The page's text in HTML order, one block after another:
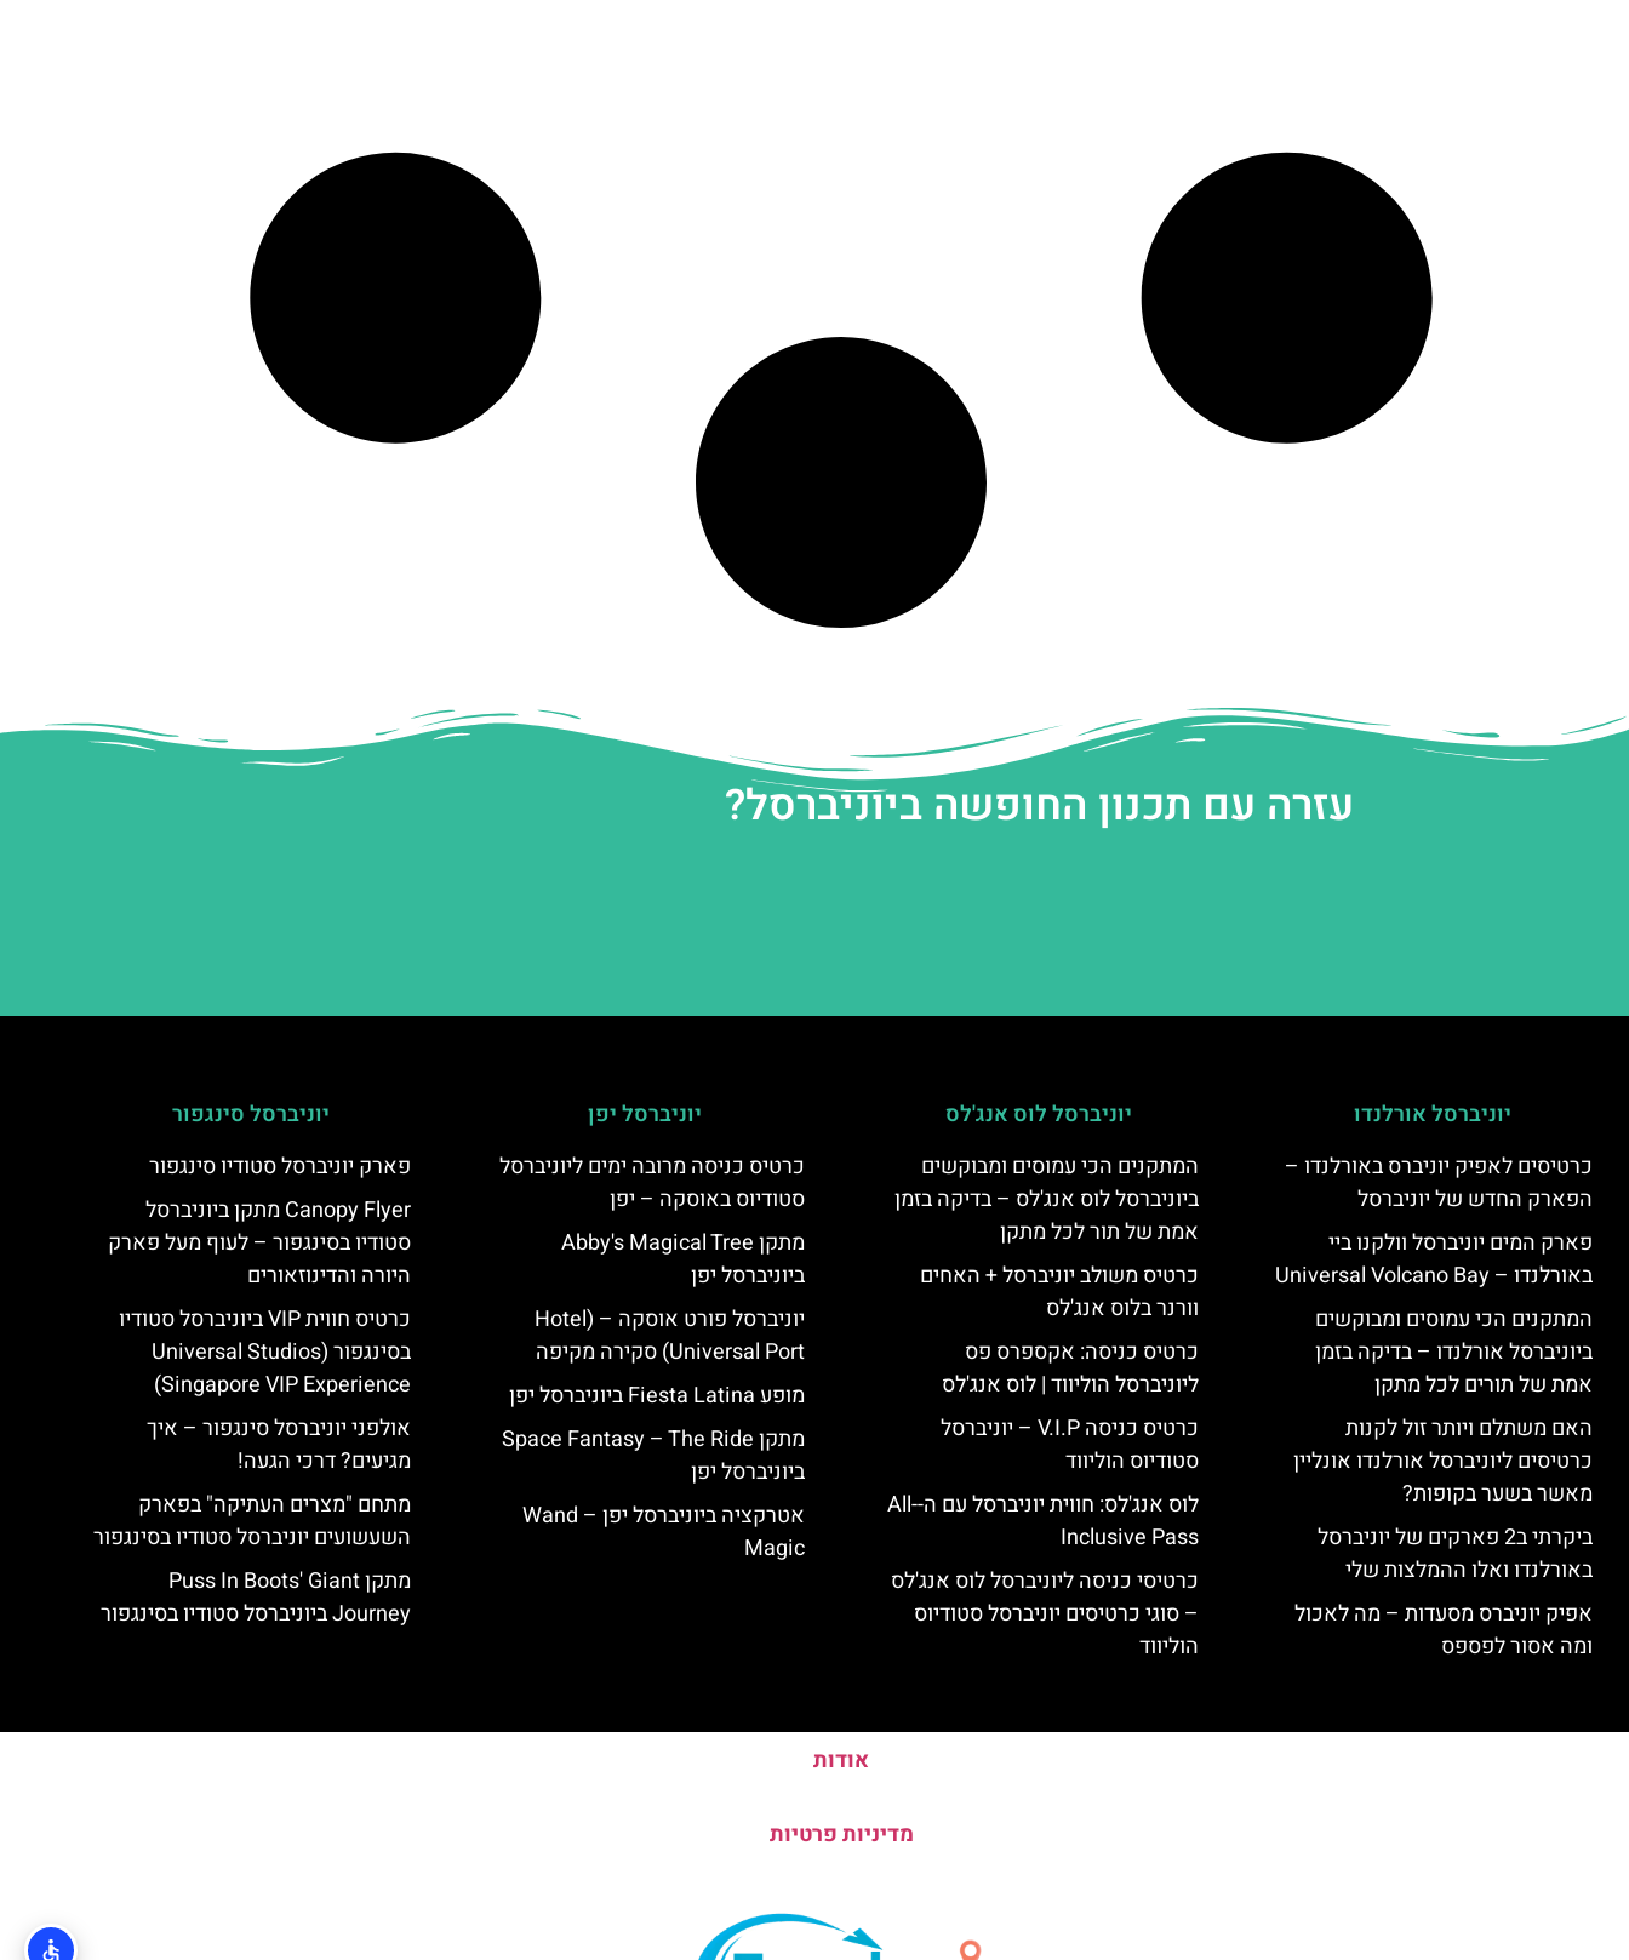
עזרה עם תכנון החופשה ביוניברסל?
יוניברסל אורלנדו
כרטיסים לאפיק יוניברס באורלנדו –
הפארק החדש של יוניברסל
פארק המים יוניברסל וולקנו ביי
באורלנדו – Universal Volcano Bay
המתקנים הכי עמוסים ומבוקשים
ביוניברסל אורלנדו – בדיקה בזמן
אמת של תורים לכל מתקן
האם משתלם ויותר זול לקנות
כרטיסים ליוניברסל אורלנדו אונליין
מאשר בשער בקופות?
ביקרתי ב2 פארקים של יוניברסל
באורלנדו ואלו ההמלצות שלי
אפיק יוניברס מסעדות – מה לאכול
ומה אסור לפספס
יוניברסל לוס אנג'לס
המתקנים הכי עמוסים ומבוקשים
ביוניברסל לוס אנג'לס – בדיקה בזמן
אמת של תור לכל מתקן
כרטיס משולב יוניברסל + האחים
וורנר בלוס אנג'לס
כרטיס כניסה: אקספרס פס
ליוניברסל הוליווד | לוס אנג'לס
כרטיס כניסה V.I.P – יוניברסל
סטודיוס הוליווד
לוס אנג'לס: חווית יוניברסל עם ה-All-
Inclusive Pass
כרטיסי כניסה ליוניברסל לוס אנג'לס
– סוגי כרטיסים יוניברסל סטודיוס
הוליווד
יוניברסל יפן
כרטיס כניסה מרובה ימים ליוניברסל
סטודיוס באוסקה – יפן
מתקן Abby's Magical Tree
ביוניברסל יפן
יוניברסל פורט אוסקה – (Hotel
Universal Port) סקירה מקיפה
מופע Fiesta Latina ביוניברסל יפן
מתקן Space Fantasy – The Ride
ביוניברסל יפן
אטרקציה ביוניברסל יפן – Wand
Magic
יוניברסל סינגפור
פארק יוניברסל סטודיו סינגפור
Canopy Flyer מתקן ביוניברסל
סטודיו בסינגפור – לעוף מעל פארק
היורה והדינוזאורים
כרטיס חווית VIP ביוניברסל סטודיו
בסינגפור (Universal Studios
Singapore VIP Experience)
אולפני יוניברסל סינגפור – איך
מגיעים? דרכי הגעה!
מתחם "מצרים העתיקה" בפארק
השעשועים יוניברסל סטודיו בסינגפור
מתקן Puss In Boots' Giant
Journey ביוניברסל סטודיו בסינגפור
אודות
מדיניות פרטיות